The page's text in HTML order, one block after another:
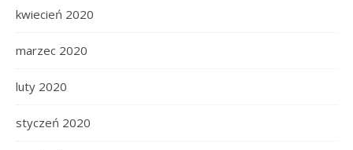
kwiecień 2020
marzec 2020
luty 2020
styczeń 2020